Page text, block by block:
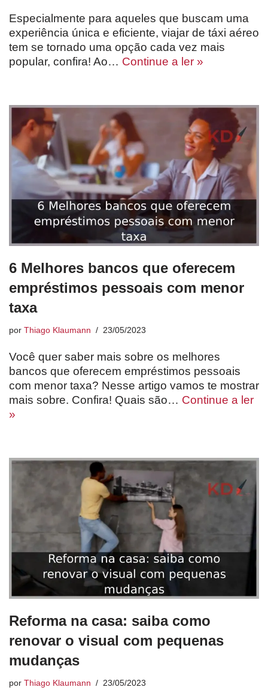
Especialmente para aqueles que buscam uma
experiência única e eficiente, viajar de táxi aéreo
tem se tornado uma opção cada vez mais
popular, confira! Ao… Continue a ler »
6 Melhores bancos que oferecem
empréstimos pessoais com menor
taxa
por Thiago Klaumann 23/05/2023
Você quer saber mais sobre os melhores
bancos que oferecem empréstimos pessoais
com menor taxa? Nesse artigo vamos te mostrar
mais sobre. Confira! Quais são… Continue a ler
»
Reforma na casa: saiba como
renovar o visual com pequenas
mudanças
por Thiago Klaumann 23/05/2023